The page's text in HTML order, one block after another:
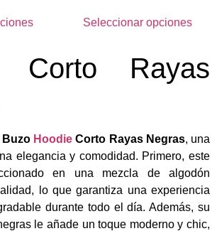
Seleccionar opciones
Corto Rayas
Buzo Hoodie Corto Rayas Negras, una
elegancia y comodidad. Primero, este
en una mezcla de algodón
lo que garantiza una experiencia
durante todo el día. Además, su
le añade un toque moderno y chic,